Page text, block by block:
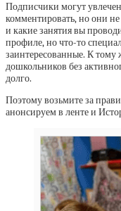
Подписчики могут
комментировать, но они не
и какие занятия вы
профиле, но что-то
заинтересованные. К тому
дошкольников без
долго.
Поэтому возьмите за
анонсируем в ленте и